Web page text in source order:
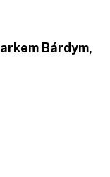
Bárdym,